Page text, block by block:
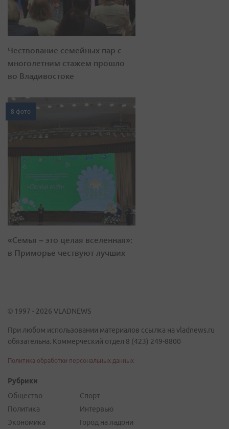
Чествование семейных пар с
многолетним стажем прошло
во Владивостоке
8 фото
«Семья – это целая вселенная»:
в Приморье чествуют лучших
© 1997 - 2026 VLADNEWS
При любом использовании материалов ссылка на vladnews.ru
обязательна. Коммерческий отдел 8 (423) 249-8800
Политика обработки персональных данных
Рубрики
Общество
Политика
Экономика
Спорт
Интервью
Город на ладони